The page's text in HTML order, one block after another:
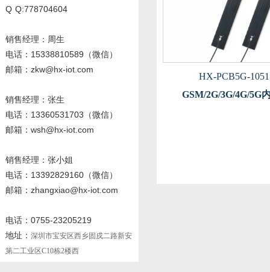
Q Q:778704604
销售经理：周生
电话 ：15338810589 （微信）
邮箱：zkw@hx-iot.com
销售经理：张生
电话 ：13360531703 （微信）
邮箱：wsh@hx-iot.com
销售经理：张小姐
电话 ：13392829160 （微信）
邮箱：zhangxiao@hx-iot.com
电话：0755-23205219
地址： 深圳市宝安区西乡固戍二路新安
第二工业区C10栋2楼西
HX-PCB5G-
GSM/2G/3G/4G/5G